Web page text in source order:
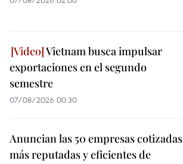
Vietnam busca impulsar
exportaciones en el segundo
semestre
07/08/2026 00:30
Anuncian las 50 empresas cotizadas
más reputadas y eficientes de